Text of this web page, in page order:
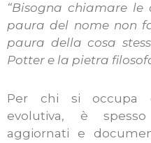
“Bisogna chiamare
paura del nome non
paura della cosa
Potter e la pietra
Per chi si occupa
evolutiva, è
aggiornati e